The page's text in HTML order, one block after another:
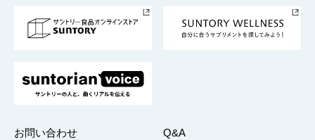
採用情報
お問い合わせ Q&A